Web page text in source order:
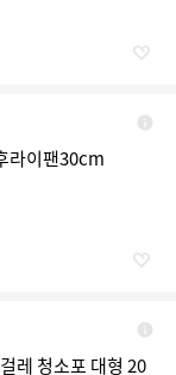
라이팬30cm
레 청소포 대형 20